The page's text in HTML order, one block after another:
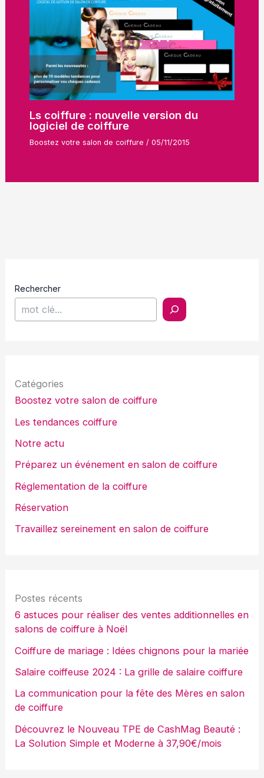
Ls coiffure : nouvelle version du
logiciel de coiffure
Boostez votre salon de coiffure / 05/11/2015
Rechercher
Catégories
Boostez votre salon de coiffure
Les tendances coiffure
Notre actu
Préparez un événement en salon de coiffure
Réglementation de la coiffure
Réservation
Travaillez sereinement en salon de coiffure
Postes récents
6 astuces pour réaliser des ventes additionnelles en
salons de coiffure à Noël
Coiffure de mariage : Idées chignons pour la mariée
Salaire coiffeuse 2024 : La grille de salaire coiffure
La communication pour la fête des Mères en salon
de coiffure
Découvrez le Nouveau TPE de CashMag Beauté :
La Solution Simple et Moderne à 37,90€/mois